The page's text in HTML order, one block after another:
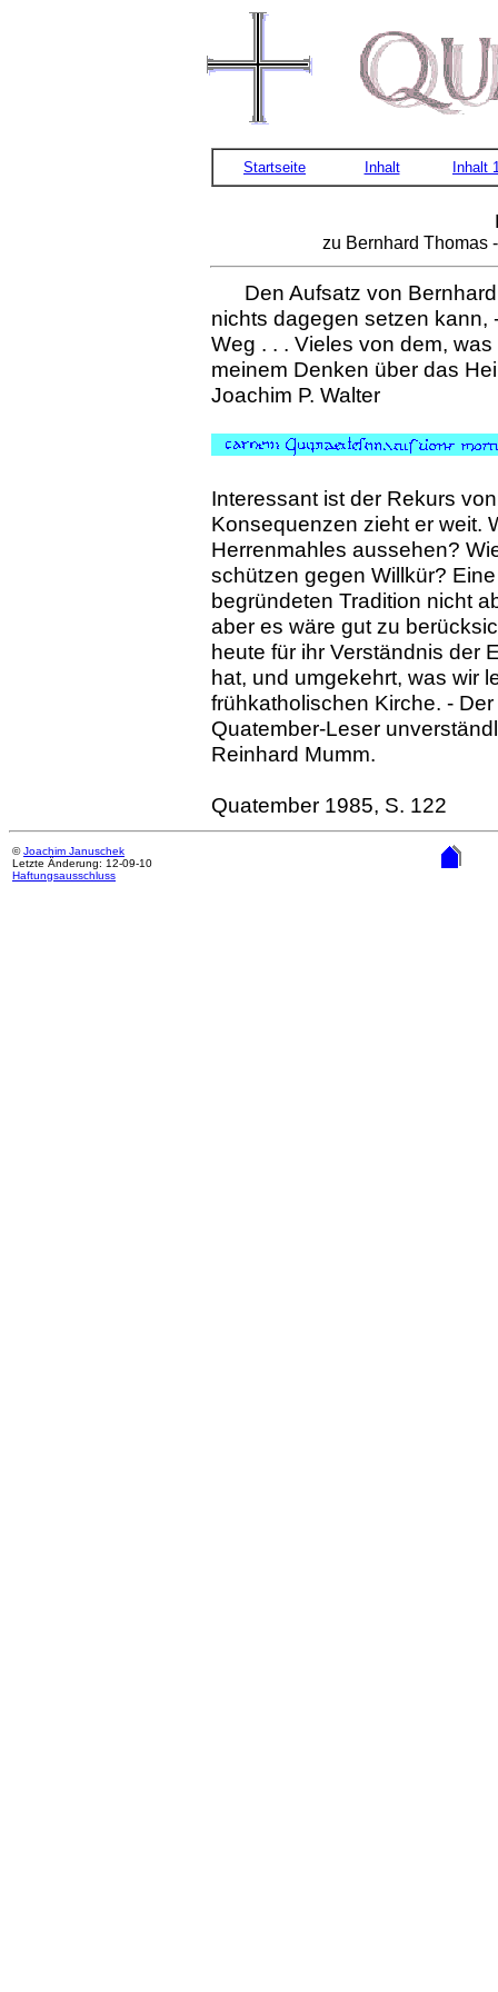
Startseite Inhalt Inhalt
zu Bernhard Thomas
Den Aufsatz von
nichts dagegen setzen kann,
Weg . . . Vieles von dem,
meinem Denken über das
Joachim P. Walter
Interessant ist der Rekurs
Konsequenzen zieht er weit.
Herrenmahles aussehen?
schützen gegen Willkür?
begründeten Tradition nicht
aber es wäre gut zu
heute für ihr Verständnis der
hat, und umgekehrt, was wir
frühkatholischen Kirche. -
Quatember-Leser
Reinhard Mumm.
Quatember 1985, S. 122
©Joachim Januschek
Letzte Änderung: 12-09-10
Haftungsausschluss